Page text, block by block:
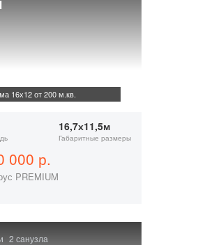
16х12 от 200 м.кв.
16,7х11,5м
Габаритные размеры
000 р.
PREMIUM
2 санузла